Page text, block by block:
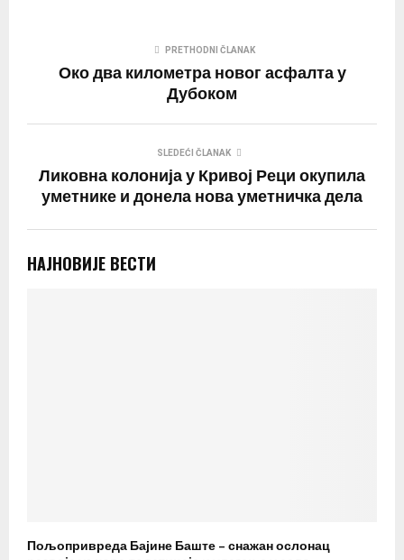
PRETHODNI ČLANAK
Око два километра новог асфалта у
Дубоком
SLEDEĆI ČLANAK
Ликовна колонија у Кривој Реци окупила
уметнике и донела нова уметничка дела
НАЈНОВИЈЕ ВЕСТИ
Пољопривреда Бајине Баште – снажан ослонац